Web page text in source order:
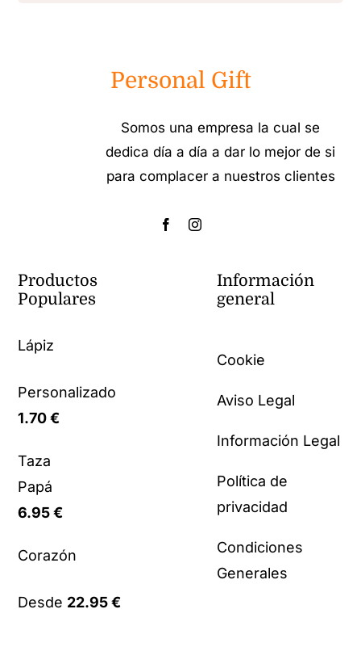
Personal Gift
Somos una empresa la cual se
dedica día a día a dar lo mejor de si
para complacer a nuestros clientes
Productos
Populares
Lápiz
Personalizado
1.70€
Taza
Papá
6.95€
Corazón
Desde 22.95€
Información
general
Cookie
Aviso Legal
Información Legal
Política de
privacidad
Condiciones
Generales